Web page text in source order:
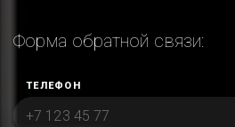
Форма обратной связи:
ТЕЛЕФОН